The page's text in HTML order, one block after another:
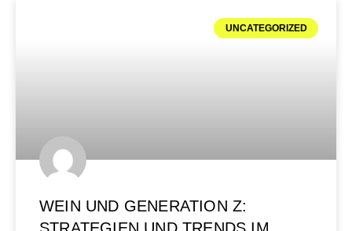
UNCATEGORIZED
WEIN UND GENERATION Z: